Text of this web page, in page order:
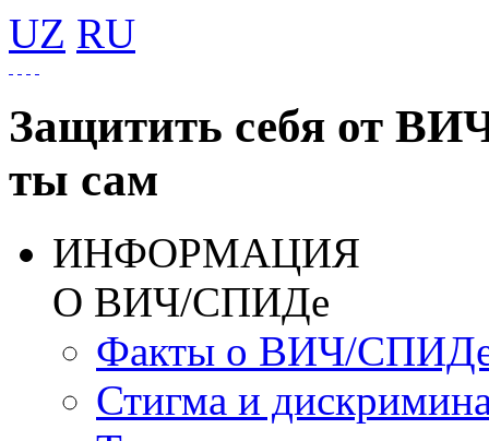
UZ RU
Защитить себя от
ты сам
ИНФОРМАЦИЯ
О ВИЧ/СПИДе
Факты о ВИЧ/
Стигма и